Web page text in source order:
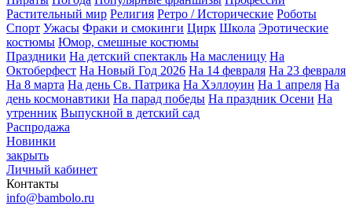
Растительный мир Религия Ретро / Исторические Роботы
Спорт Ужасы Фраки и смокинги Цирк Школа Эротические
костюмы Юмор, смешные костюмы
Праздники На детский спектакль На масленицу На
Октоберфест На Новый Год 2026 На 14 февраля На 23 февраля
На 8 марта На день Св. Патрика На Хэллоуин На 1 апреля На
день космонавтики На парад победы На праздник Осени На
утренник Выпускной в детский сад
Распродажа
Новинки
закрыть
Личный кабинет
Контакты
info@bambolo.ru